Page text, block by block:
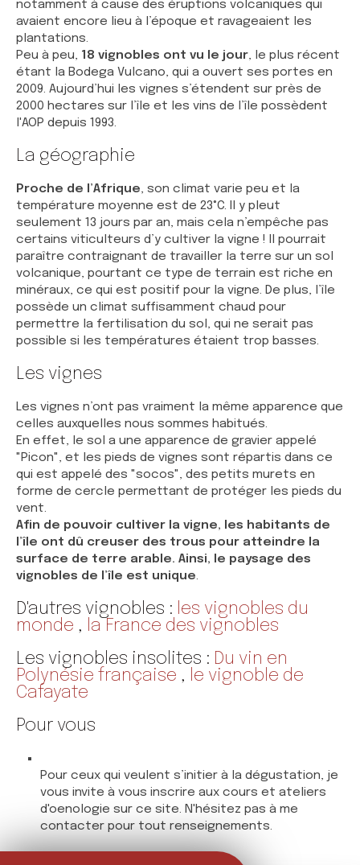
notamment à cause des éruptions volcaniques qui
avaient encore lieu à l’époque et ravageaient les
plantations.
Peu à peu, 18 vignobles ont vu le jour, le plus récent
étant la Bodega Vulcano, qui a ouvert ses portes en
2009. Aujourd’hui les vignes s’étendent sur près de
2000 hectares sur l’île et les vins de l’île possèdent
l'AOP depuis 1993.
La géographie
Proche de l’Afrique, son climat varie peu et la
température moyenne est de 23°C. Il y pleut
seulement 13 jours par an, mais cela n’empêche pas
certains viticulteurs d’y cultiver la vigne ! Il pourrait
paraître contraignant de travailler la terre sur un sol
volcanique, pourtant ce type de terrain est riche en
minéraux, ce qui est positif pour la vigne. De plus, l’île
possède un climat suffisamment chaud pour
permettre la fertilisation du sol, qui ne serait pas
possible si les températures étaient trop basses.
Les vignes
Les vignes n’ont pas vraiment la même apparence que
celles auxquelles nous sommes habitués.
En effet, le sol a une apparence de gravier appelé
"Picon", et les pieds de vignes sont répartis dans ce
qui est appelé des "socos", des petits murets en
forme de cercle permettant de protéger les pieds du
vent.
Afin de pouvoir cultiver la vigne, les habitants de
l’île ont dû creuser des trous pour atteindre la
surface de terre arable. Ainsi, le paysage des
vignobles de l’île est unique.
D'autres vignobles : les vignobles du
monde , la France des vignobles
Les vignobles insolites : Du vin en
Polynésie française , le vignoble de
Cafayate
Pour vous
Pour ceux qui veulent s’initier à la dégustation, je
vous invite à vous inscrire aux cours et ateliers
d'oenologie sur ce site. N'hésitez pas à me
contacter pour tout renseignements.